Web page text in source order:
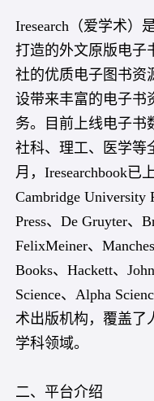
Iresearch（爱学术）
打造的外文原版电子
社的优质电子图书资
设带来丰富的电子书
务。目前上线电子书
社科、理工、医学等
月，Iresearchbook已
Cambridge University
Press、De Gruyter、
FelixMeiner、
Books、Hackett、
Science、Alpha
术出版机构，覆盖了
学科领域。
二、平台介绍